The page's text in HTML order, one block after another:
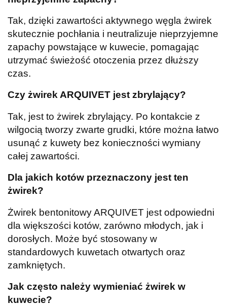
Tak, dzięki zawartości aktywnego węgla żwirek
skutecznie pochłania i neutralizuje nieprzyjemne
zapachy powstające w kuwecie, pomagając
utrzymać świeżość otoczenia przez dłuższy
czas.
Czy żwirek ARQUIVET jest zbrylający?
Tak, jest to żwirek zbrylający. Po kontakcie z
wilgocią tworzy zwarte grudki, które można łatwo
usunąć z kuwety bez konieczności wymiany
całej zawartości.
Dla jakich kotów przeznaczony jest ten
żwirek?
Żwirek bentonitowy ARQUIVET jest odpowiedni
dla większości kotów, zarówno młodych, jak i
dorosłych. Może być stosowany w
standardowych kuwetach otwartych oraz
zamkniętych.
Jak często należy wymieniać żwirek w
kuwecie?